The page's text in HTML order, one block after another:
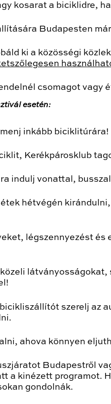
kosarat a biciklidre,
Budapesten
ki a közösségi
csomagot
esetén:
inkább biciklitúrára!
Kerékpárosklub
indulj vonattal,
hétvégén
légszennyezést
szerelj az
ahova könnyen
Budapestről
a kinézett programot.
gondolnák.